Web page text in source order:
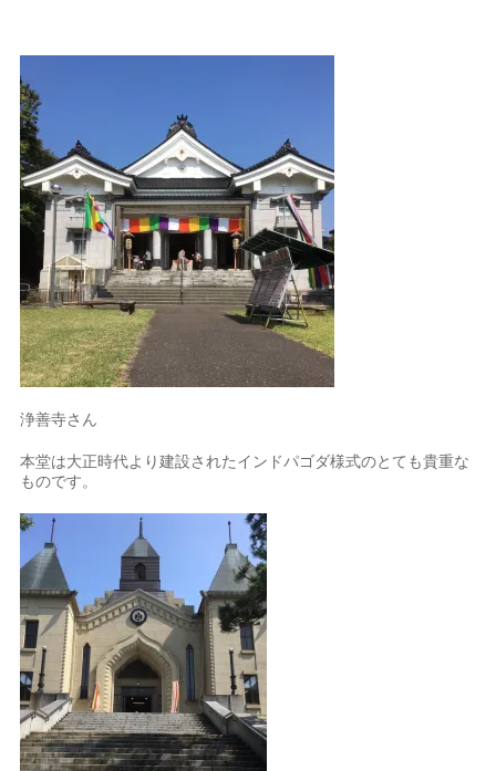
浄善寺さん
本堂は大正時代より建設されたインドパゴダ様式のとても貴重な
ものです。